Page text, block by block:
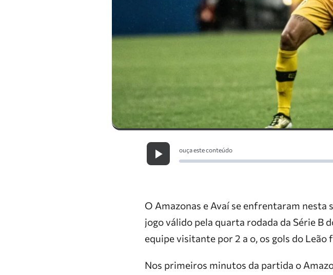
ouça este conteúdo
O Amazonas e Avaí se enfrentaram nesta
jogo válido pela quarta rodada da Série B
equipe visitante por 2 a o, os gols do Leão
Nos primeiros minutos da partida o